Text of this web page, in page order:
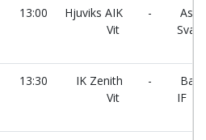
13:00
Hjuviks AIK
Vit
-
Svart
13:30
IK Zenith
Vit
-
IF